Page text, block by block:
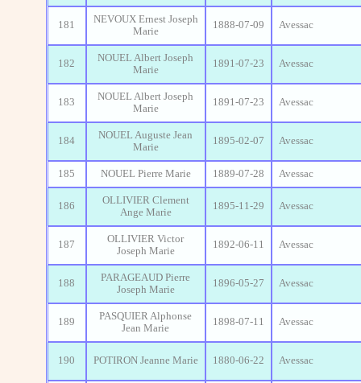
181
NEVOUX Ernest Joseph
Marie
1888-07-09 Avessac
182
NOUEL Albert Joseph
Marie
1891-07-23 Avessac
183
NOUEL Albert Joseph
Marie
1891-07-23 Avessac
184
NOUEL Auguste Jean
Marie
1895-02-07 Avessac
185 NOUEL Pierre Marie 1889-07-28 Avessac
186
OLLIVIER Clement
Ange Marie
1895-11-29 Avessac
187
OLLIVIER Victor
Joseph Marie
1892-06-11 Avessac
188
PARAGEAUD Pierre
Joseph Marie
1896-05-27 Avessac
189
PASQUIER Alphonse
Jean Marie
1898-07-11 Avessac
190 POTIRON Jeanne Marie 1880-06-22 Avessac